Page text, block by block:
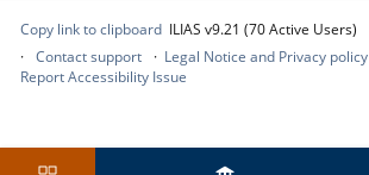
Copy link to clipboard ILIAS v9.21 (70 Active Users)
Contact support
Legal Notice and Privacy policy
Report Accessibility Issue